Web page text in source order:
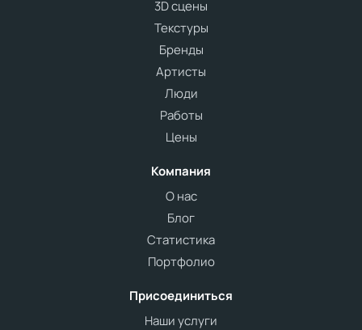
3D сцены
Текстуры
Бренды
Артисты
Люди
Работы
Цены
Компания
О нас
Блог
Статистика
Портфолио
Присоединиться
Наши услуги